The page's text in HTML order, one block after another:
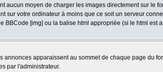
moyen de charger les images directement sur le
votre ordinateur à moins que ce soit un serveur
[img] ou la balise html appropriée (si le html est
apparaissent au sommet de chaque page du
par l'administrateur.